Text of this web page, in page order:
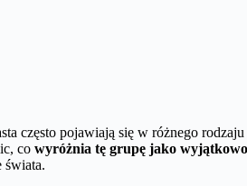
często pojawiają się w różnego
co wyróżnia tę grupę jako
świata.